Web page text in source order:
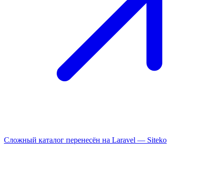
Сложный каталог перенесён на Laravel — Siteko